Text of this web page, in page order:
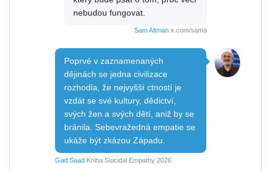
nebudou fungovat.
Sam Altman x.com/sama
Poprvé v zaznamenaných
dějinách se jedna civilizace
rozhodla, že nejvyšší ctností je
vzdát se své kultury, dědictví,
svých žen a svých dětí, aniž by se
bránila. Sebevražedná empatie se
ukáže být zkázou Západu.
Gad Saad Kniha Suicidal Empathy 2026